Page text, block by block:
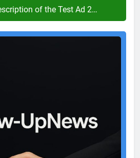
of the Test Ad 2…